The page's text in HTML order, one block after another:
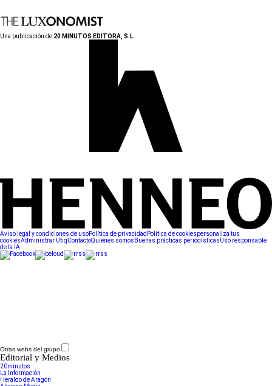
Una publicación de:20 MINUTOS EDITORA, S.L.
Aviso legal y condiciones de usoPolítica de privacidad Política de cookiespersonaliza tus
cookiesAdministrar UtiqContactoQuiénes somos Buenas prácticas periodísticasUso responsable
de la IA
Otras webs del grupo
Editorial y Medios
20minutos
La Información
Heraldo de Aragón